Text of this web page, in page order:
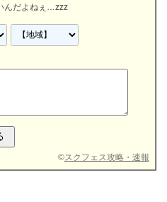
んだよねぇ…zzz
©スクフェス攻略・速報